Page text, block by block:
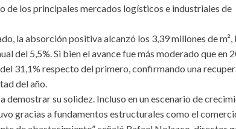
de los principales mercados logísticos e industriales de
la absorción positiva alcanzó los 3,39 millones de
del 5,5%. Si bien el avance fue más moderado que en
31,1% respecto del primero, confirmando una
del año.
demostrar su solidez. Incluso en un escenario de
gracias a fundamentos estructurales como el